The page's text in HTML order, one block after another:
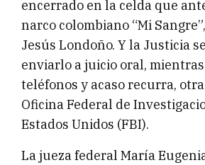
encerrado en la celda que
narco colombiano “Mi
Jesús Londoño. Y la Justicia
enviarlo a juicio oral,
teléfonos y acaso recurra,
Oficina Federal de
Estados Unidos (FBI).
La jueza federal María